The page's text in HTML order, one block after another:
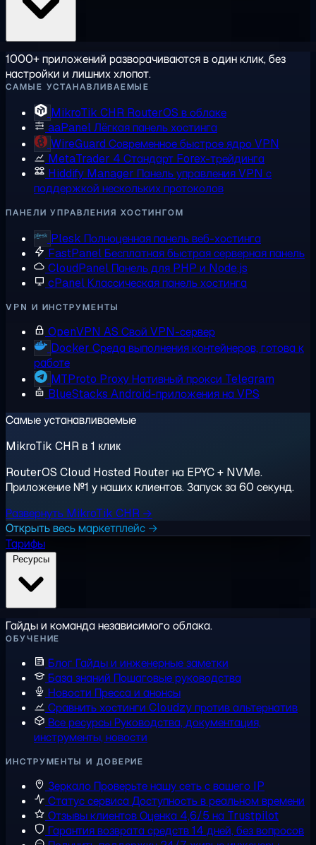
1000+ приложений разворачиваются в один клик, без
настройки и лишних хлопот.
САМЫЕ УСТАНАВЛИВАЕМЫЕ
MikroTik CHR RouterOS в облаке
aaPanelЛёгкая панель хостинга
WireGuard Современное быстрое ядро VPN
MetaTrader 4 Стандарт Forex-трейдинга
Hiddify Manager Панель управления VPN с
поддержкой нескольких протоколов
ПАНЕЛИ УПРАВЛЕНИЯ ХОСТИНГОМ
Plesk Полноценная панель веб-хостинга
FastPanelБесплатная быстрая серверная панель
CloudPanel Панель для PHP и Node.js
cPanelКлассическая панель хостинга
VPN И ИНСТРУМЕНТЫ
OpenVPN AS Свой VPN-сервер
Docker Среда выполнения контейнеров, готова к
работе
MTProto ProxyНативный прокси Telegram
BlueStacks Android-приложения на VPS
Самые устанавливаемые
MikroTik CHR в 1 клик
RouterOS Cloud Hosted Router на EPYC + NVMe.
Приложение №1 у наших клиентов. Запуск за 60 секунд.
Развернуть MikroTik CHR →
Открыть весь маркетплейс →
Тарифы
Гайды и команда независимого облака.
ОБУЧЕНИЕ
Блог Гайды и инженерные заметки
База знаний Пошаговые руководства
Новости Пресса и анонсы
Сравнить хостинги Cloudzy против альтернатив
Все ресурсыРуководства, документация,
инструменты, новости
ИНСТРУМЕНТЫ И ДОВЕРИЕ
Зеркало Проверьте нашу сеть с вашего IP
Статус сервисаДоступность в реальном времени
Отзывы клиентовОценка 4,6/5 на Trustpilot
Гарантия возврата средств14 дней, без вопросов